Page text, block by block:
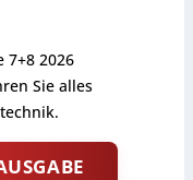
7+8 2026
Sie alles